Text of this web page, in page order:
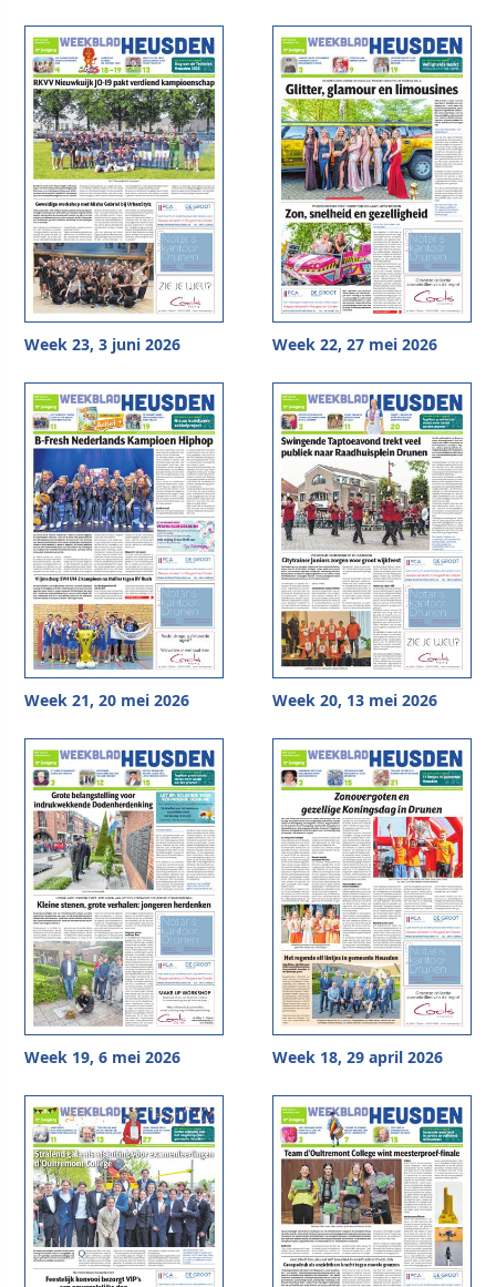
Week 23, 3 juni 2026 Week 22, 27 mei 2026
Week 21, 20 mei 2026 Week 20, 13 mei 2026
Week 19, 6 mei 2026 Week 18, 29 april 2026